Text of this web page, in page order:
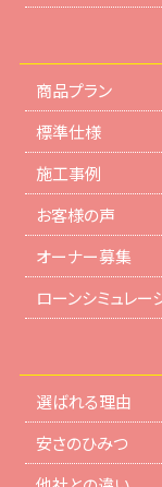
商品プラン
標準仕様
施工事例
お客様の声
オーナー募集
ローンシミュレー
選ばれる理由
安さのひみつ